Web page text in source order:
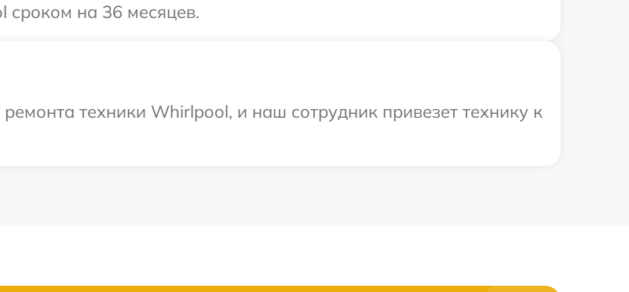
сроком на 36 месяцев.
техники Whirlpool, и наш сотрудник привезет технику к